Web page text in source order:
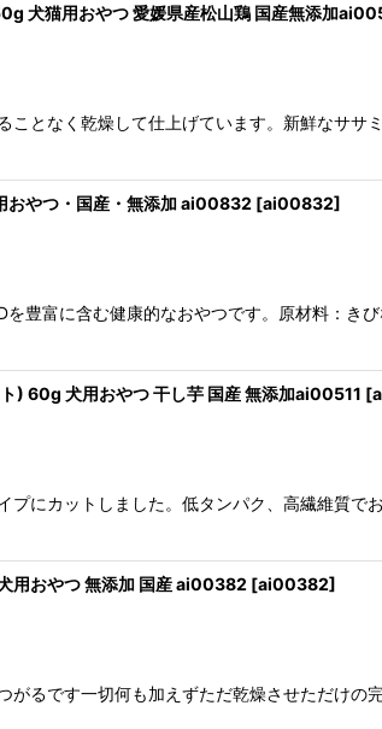
犬猫用おやつ 愛媛県産松山鶏 国産無添加
となく乾燥して仕上げています。新鮮なサ
おやつ・国産・無添加 ai00832 [ai00832]
豊富に含む健康的なおやつです。原材料：
) 60g 犬用おやつ 干し芋 国産 無添加ai00511 [
にカットしました。低タンパク、高繊維質
用おやつ 無添加 国産 ai00382 [ai00382]
るです一切何も加えずただ乾燥させただけ